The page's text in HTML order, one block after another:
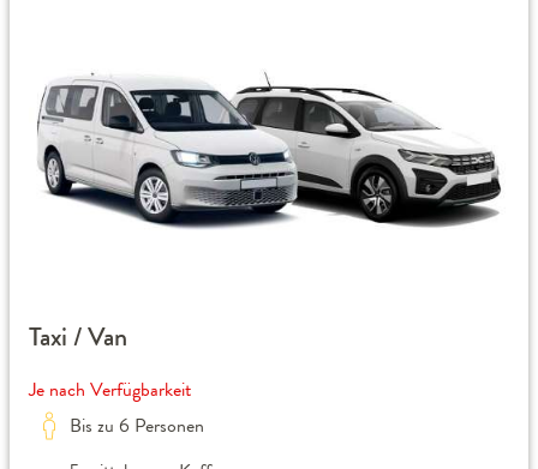
Taxi / Van
Je nach Verfügbarkeit
Bis zu 6 Personen